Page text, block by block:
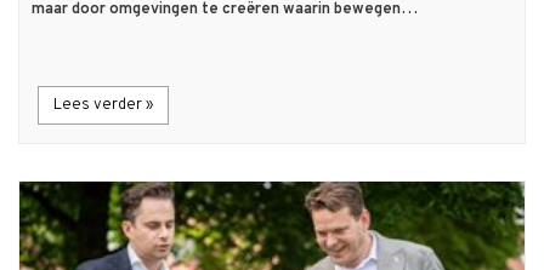
maar door omgevingen te creëren waarin bewegen…
Lees verder »